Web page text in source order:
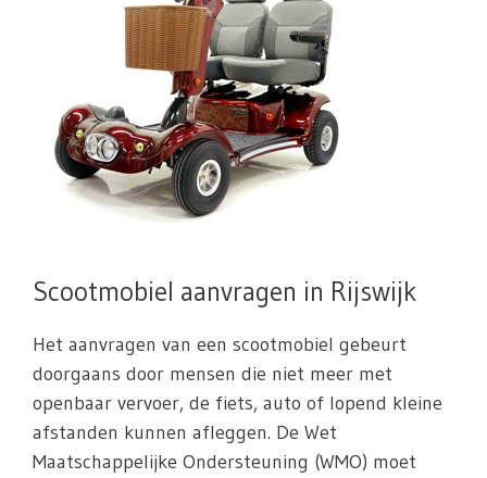
Scootmobiel aanvragen in Rijswijk
Het aanvragen van een scootmobiel gebeurt
doorgaans door mensen die niet meer met
openbaar vervoer, de fiets, auto of lopend kleine
afstanden kunnen afleggen. De Wet
Maatschappelijke Ondersteuning (WMO) moet